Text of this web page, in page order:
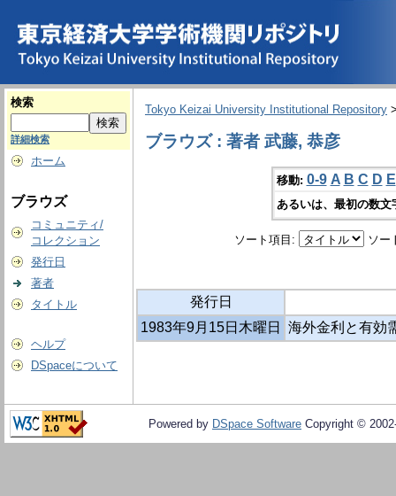
検索
詳細検索
ホーム
ブラウズ
コミュニティ/
コレクション
発行日
著者
タイトル
ヘルプ
DSpaceについて
Tokyo Keizai University Institutional Repository
ブラウズ : 著者 武藤, 恭彦
移動: 0-9 A B C D E
あるいは、最初の数
ソート項目: ソー
発行日
1983年9月15日木曜日
海外金利と有効
Powered by DSpace Software Copyright ©